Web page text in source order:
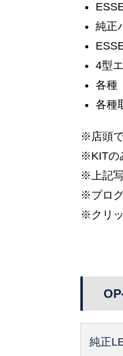
純正
4型
各種
各
※店頭で
※KITの
※上記
※プロ
※クリ
OP
純正